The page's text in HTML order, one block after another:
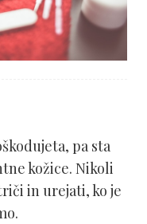
pa sta
kožice. Nikoli
in urejati, ko je